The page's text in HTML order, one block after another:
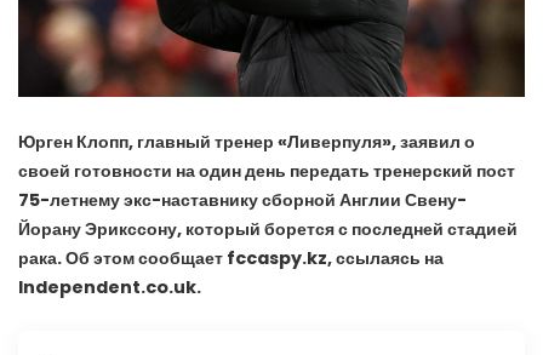
Юрген Клопп, главный тренер «Ливерпуля», заявил о
своей готовности на один день передать тренерский пост
75-летнему экс-наставнику сборной Англии Свену-
Йорану Эрикссону, который борется с последней стадией
рака. Об этом сообщает fccaspy.kz, ссылаясь на
Independent.co.uk.